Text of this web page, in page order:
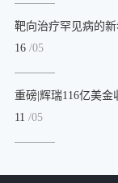
靶向治疗罕见病的
16 /05
重磅|辉瑞116亿美金
11 /05